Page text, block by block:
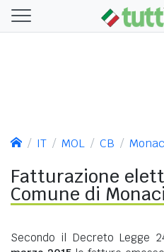
IT MOL CB
Fatturazione
Comune di
Secondo il Decreto Legge